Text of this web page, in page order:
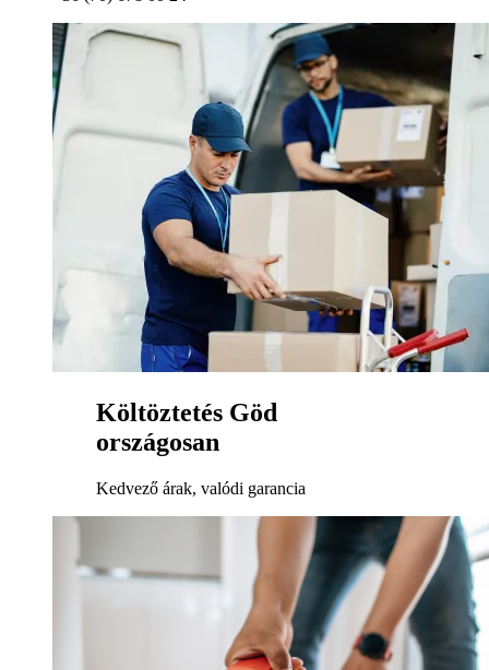
Költöztetés Göd
országosan
Kedvező árak, valódi garancia